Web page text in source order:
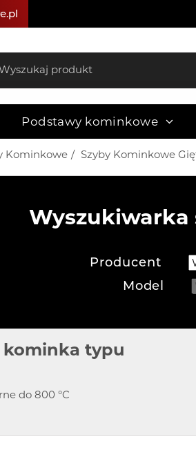
Podstawy kominkowe
Kominkowe Szyby Kominkowe
Producent
Model
kominka typu
do 800 °C